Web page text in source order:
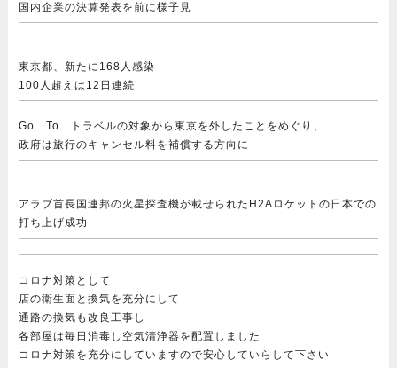
国内企業の決算発表を前に様子見
東京都、新たに168人感染
100人超えは12日連続
Go To トラベルの対象から東京を外したことをめぐり、
政府は旅行のキャンセル料を補償する方向に
アラブ首長国連邦の火星探査機が載せられたH2Aロケットの日本での
打ち上げ成功
コロナ対策として
店の衛生面と換気を充分にして
通路の換気も改良工事し
各部屋は毎日消毒し空気清浄器を配置しました
コロナ対策を充分にしていますので安心していらして下さい